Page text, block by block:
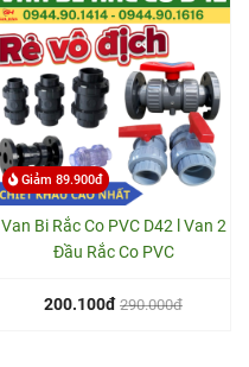
Giảm 89.900đ
Van Bi Rắc Co PVC D42 l Van 2
Đầu Rắc Co PVC
200.100đ 290.000đ